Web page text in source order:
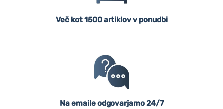
Več kot 1500 artiklov v ponudbi
Na emaile odgovarjamo 24/7